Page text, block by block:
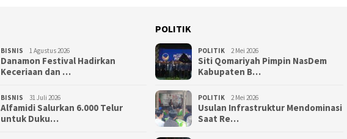
BISNIS 1 Agustus 2026
Danamon Festival Hadirkan
Keceriaan dan …
BISNIS 31 Juli 2026
Alfamidi Salurkan 6.000 Telur
untuk Duku…
POLITIK
POLITIK 2 Mei 2026
Siti Qomariyah Pimpin NasDem
Kabupaten B…
POLITIK 2 Mei 2026
Usulan Infrastruktur Mendominasi
Saat Re…